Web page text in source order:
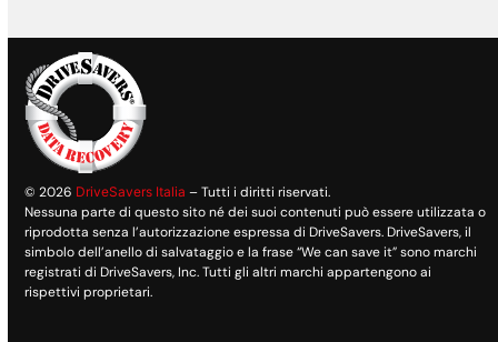
© 2026 DriveSavers Italia – Tutti i diritti riservati.
Nessuna parte di questo sito né dei suoi contenuti può essere utilizzata o
riprodotta senza l’autorizzazione espressa di DriveSavers. DriveSavers, il
simbolo dell’anello di salvataggio e la frase “We can save it” sono marchi
registrati di DriveSavers, Inc. Tutti gli altri marchi appartengono ai
rispettivi proprietari.